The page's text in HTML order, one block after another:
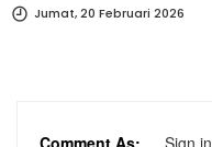
Jumat, 20 Februari 2026